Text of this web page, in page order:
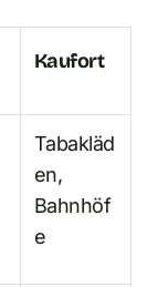
Kaufort
Tabakläd
en,
Bahnhöf
e